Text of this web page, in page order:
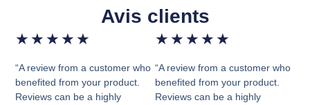
Avis clients
★ ★ ★ ★ ★
“A review from a customer who
benefited from your product.
Reviews can be a highly
★ ★ ★ ★ ★
“A review from a customer who
benefited from your product.
Reviews can be a highly